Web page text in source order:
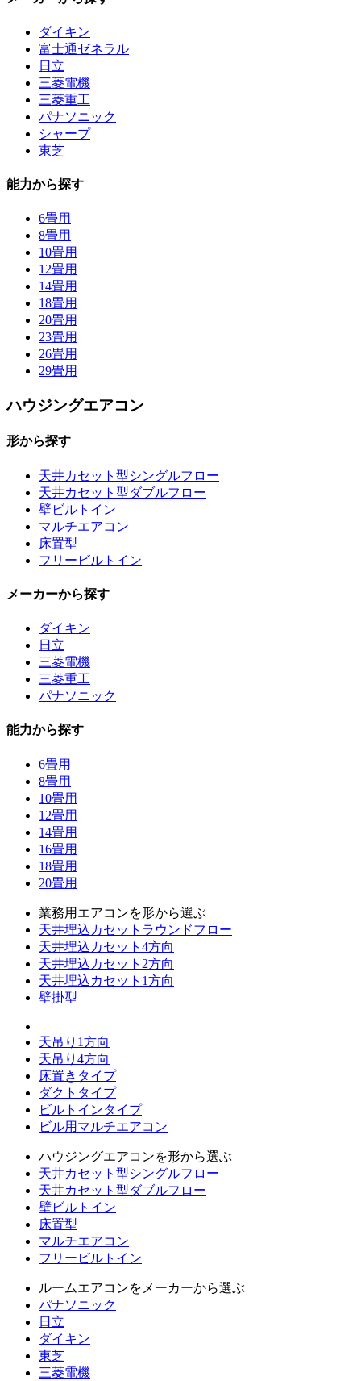
ダイキン
富士通ゼネラル
日立
三菱電機
三菱重工
パナソニック
シャープ
東芝
能力から探す
6畳用
8畳用
10畳用
12畳用
14畳用
18畳用
20畳用
23畳用
26畳用
29畳用
ハウジングエアコン
形から探す
天井カセット型シングルフロー
天井カセット型ダブルフロー
壁ビルトイン
マルチエアコン
床置型
フリービルトイン
メーカーから探す
ダイキン
日立
三菱電機
三菱重工
パナソニック
能力から探す
6畳用
8畳用
10畳用
12畳用
14畳用
16畳用
18畳用
20畳用
業務用エアコンを形から選ぶ
天井埋込カセットラウンドフロー
天井埋込カセット4方向
天井埋込カセット2方向
天井埋込カセット1方向
壁掛型
天吊り1方向
天吊り4方向
床置きタイプ
ダクトタイプ
ビルトインタイプ
ビル用マルチエアコン
ハウジングエアコンを形から選ぶ
天井カセット型シングルフロー
天井カセット型ダブルフロー
壁ビルトイン
床置型
マルチエアコン
フリービルトイン
ルームエアコンをメーカーから選ぶ
パナソニック
日立
ダイキン
東芝
三菱電機